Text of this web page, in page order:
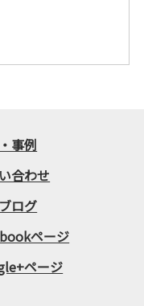
事例
合わせ
ログ
ページ
ページ